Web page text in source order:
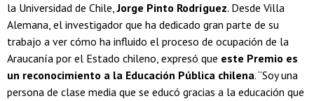
la Universidad de Chile,Jorge Pinto Rodríguez. Desde Villa
Alemana, el investigador que ha dedicado gran parte de su
trabajo a ver cómo ha influido el proceso de ocupación de la
Araucanía por el Estado chileno, expresó que este Premio es
un reconocimiento a la Educación Pública chilena. “Soy una
persona de clase media que se educó gracias a la educación que